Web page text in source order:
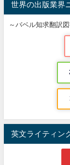
世界の出版業界
～バベル知求翻訳
英文ライティン